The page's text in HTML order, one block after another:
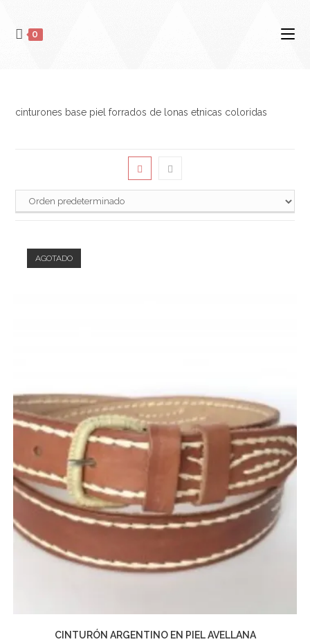
0
cinturones base piel forrados de lonas etnicas coloridas
AGOTADO
CINTURÓN ARGENTINO EN PIEL AVELLANA